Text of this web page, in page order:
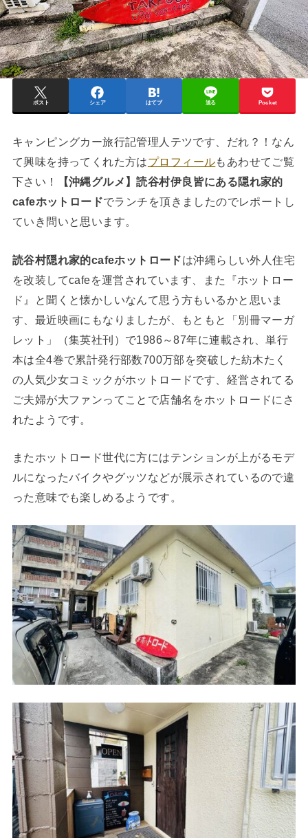
ポスト シェア はてブ 送る Pocket
キャンピングカー旅行記管理人テツです、だれ？！なん
て興味を持ってくれた方はプロフィールもあわせてご覧
下さい！
【沖縄グルメ】読谷村伊良皆にある隠れ家的
cafeホットロードでランチを頂きましたのでレポートし
ていき問いと思います。
読谷村隠れ家的cafeホットロードは沖縄らしい外人住宅
を改装してcafeを運営されています、また『ホットロー
ド』と聞くと懐かしいなんて思う方もいるかと思いま
す、最近映画にもなりましたが、もともと「別冊マーガ
レット」（集英社刊）で1986～87年に連載され、単行
本は全4巻で累計発行部数700万部を突破した紡木たく
の人気少女コミックがホットロードです、経営されてる
ご夫婦が大ファンってことで店舗名をホットロードにさ
れたようです。
またホットロード世代に方にはテンションが上がるモデ
ルになったバイクやグッツなどが展示されているので違
った意味でも楽しめるようです。